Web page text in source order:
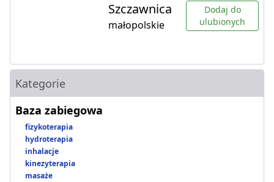
Szczawnica
małopolskie
Dodaj do
ulubionych
Kategorie
Baza zabiegowa
fizykoterapia
hydroterapia
inhalacje
kinezyterapia
masaże